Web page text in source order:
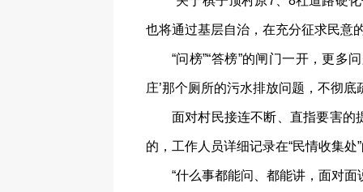
也将通过基层自治，在充分征求民意
“问榜”“答榜”的闸门一开，更多
庄’那个厕所的污水排放问题，不彻
面对村民接连不断、直指要害的
的，工作人员详细记录在“民情收集
“什么事都能问、都能讲，面对